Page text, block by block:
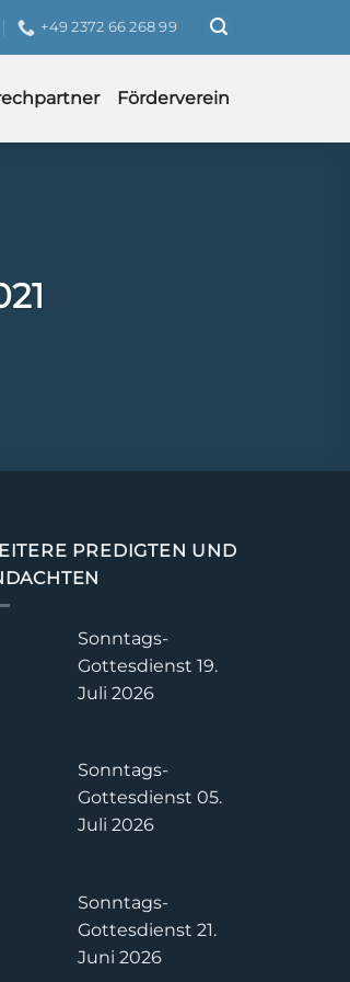
+49 2372 66 268 99
Förderverein
PREDIGTEN UND
Sonntags-
Gottesdienst 19.
Juli 2026
Sonntags-
Gottesdienst 05.
Juli 2026
Sonntags-
Gottesdienst 21.
Juni 2026